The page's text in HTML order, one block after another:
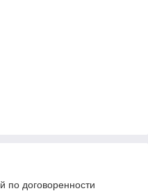
по договоренности